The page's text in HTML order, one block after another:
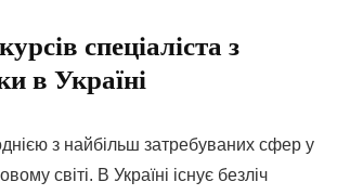
спеціаліста з
в Україні
з найбільш затребуваних сфер у
світі. В Україні існує безліч